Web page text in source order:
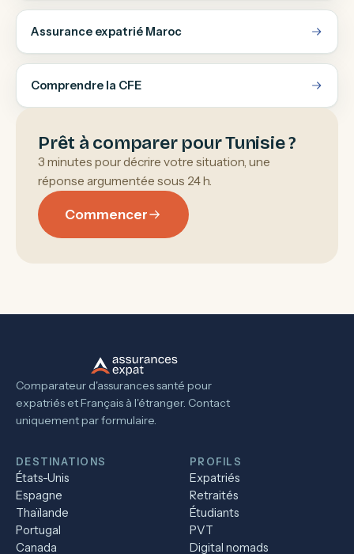
Assurance expatrié Maroc
Comprendre la CFE
Prêt à comparer pour Tunisie ?
3 minutes pour décrire votre situation, une
réponse argumentée sous 24 h.
Commencer
Comparateur d'assurances santé pour
expatriés et Français à l'étranger. Contact
uniquement par formulaire.
DESTINATIONS
États-Unis
Espagne
Thaïlande
Portugal
Canada
PROFILS
Expatriés
Retraités
Étudiants
PVT
Digital nomads